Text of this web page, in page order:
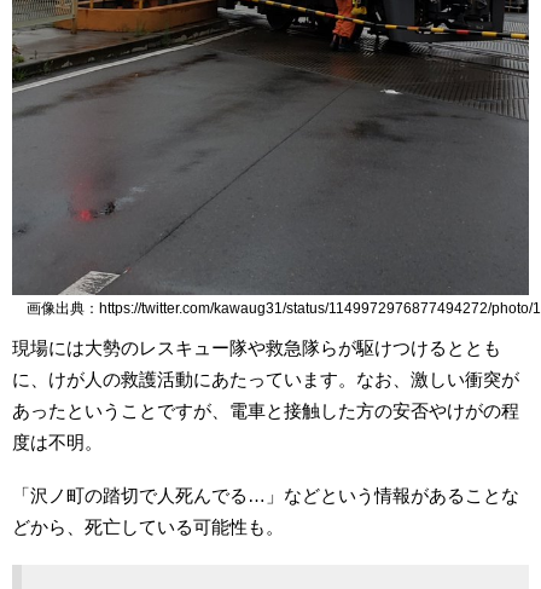
画像出典：https://twitter.com/kawaug31/status/1149972976877494272/photo/1
現場には大勢のレスキュー隊や救急隊らが駆けつけるととも
に、けが人の救護活動にあたっています。なお、激しい衝突が
あったということですが、電車と接触した方の安否やけがの程
度は不明。
「沢ノ町の踏切で人死んでる…」などという情報があることな
どから、死亡している可能性も。